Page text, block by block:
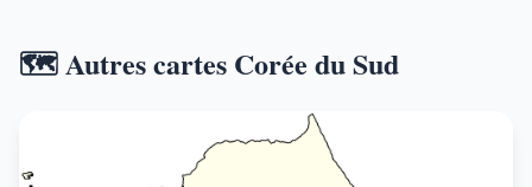
🗺️ Autres cartes Corée du Sud